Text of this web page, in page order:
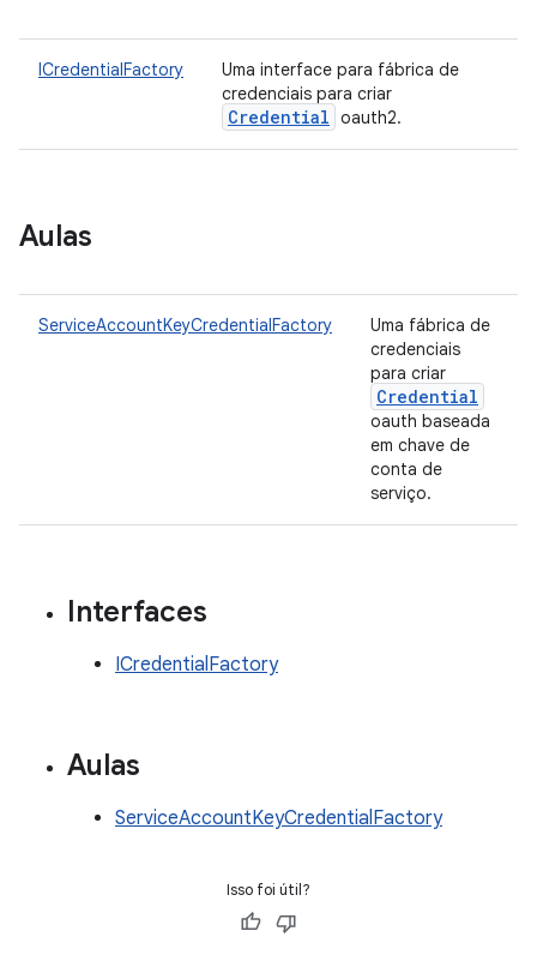
ICredentialFactory
Uma interface para fábrica de
credenciais para criar
Credential oauth2.
Aulas
ServiceAccountKeyCredentialFactory
Uma fábrica de
credenciais
para criar
Credential
oauth baseada
em chave de
conta de
serviço.
Interfaces
ICredentialFactory
Aulas
ServiceAccountKeyCredentialFactory
Isso foi útil?